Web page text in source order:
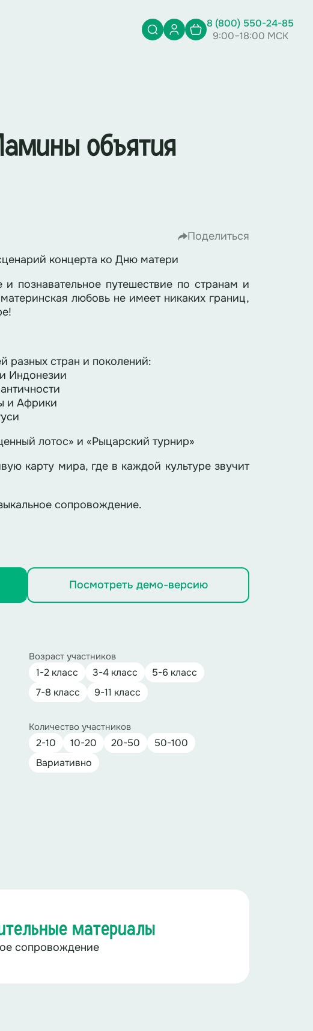
8 (800) 550-24-85
9:00–18:00 МСК
объятия
Поделиться
концерта ко Дню матери
и познавательное путешествие по странам и
любовь не имеет никаких границ,
разных стран и поколений:
Индонезии
и Африки
лотос» и «Рыцарский турнир»
карту мира, где в каждой культуре звучит
сопровождение.
Посмотреть демо-версию
Возраст участников
1-2 класс 3-4 класс
5-6 класс
7-8 класс
9-11 класс
Количество участников
2-10 10-20 20-50
50-100
Вариативно
материалы
сопровождение